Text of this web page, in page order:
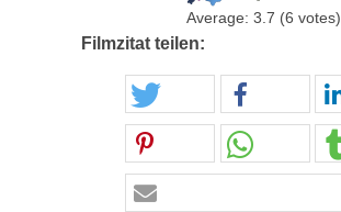
Average: 3.7 (6 votes)
Filmzitat teilen: